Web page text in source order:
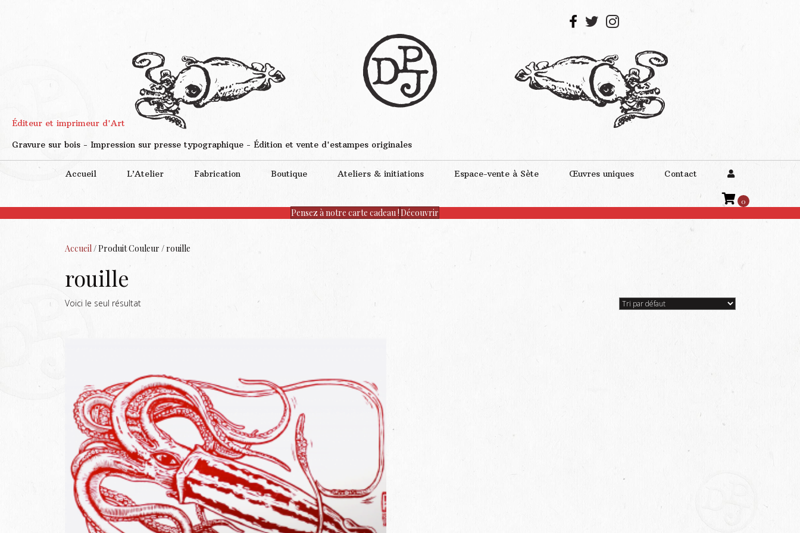
Éditeur et imprimeur d'Art
Gravure sur bois - Impression sur presse typographique - Édition et vente d'estampes originales
Accueil L’Atelier Fabrication Boutique Ateliers & initiations Espace-vente à Sète Œuvres uniques Contact
0
Pensez à notre carte cadeau !Découvrir
Accueil / Produit Couleur / rouille
rouille
Voici le seul résultat